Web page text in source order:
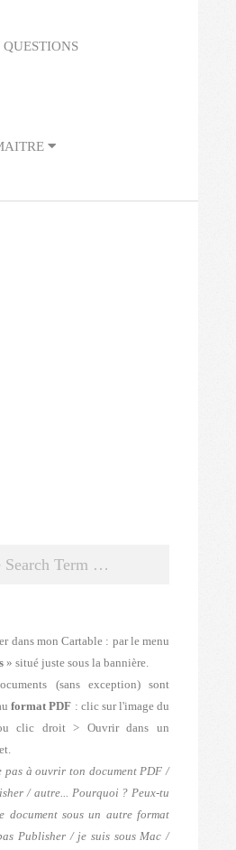
dans mon Cartable : par le menu
» situé juste sous la bannière.
(sans exception) sont
format PDF : clic sur l'image du
clic droit > Ouvrir dans un
pas à ouvrir ton document PDF /
/ autre... Pourquoi ? Peux-tu
document sous un autre format
Publisher / je suis sous Mac /